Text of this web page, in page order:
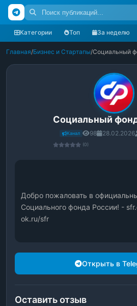
Категории Топ За неделю
Главная/Бизнес и Стартапы/Социальный
Социальный
Канал 98 28.02.2026
(0)
Добро пожаловать в
Социального фонда России! -
ok.ru/sfr
Открыть в
Оставить отзыв